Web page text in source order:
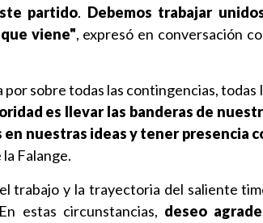
partido. Debemos trabajar
viene", expresó en conversación
sobre todas las contingencias, todas
es llevar las banderas de
en nuestras ideas y tener presencia
Falange.
trabajo y la trayectoria del saliente
estas circunstancias, deseo